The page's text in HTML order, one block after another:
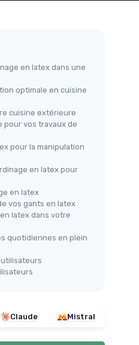
en latex dans une
optimale en cuisine
cuisine extérieure
pour vos travaux de
pour la manipulation
en latex pour
en latex
vos gants en latex
latex dans votre
quotidiennes en plein
Claude Mistral